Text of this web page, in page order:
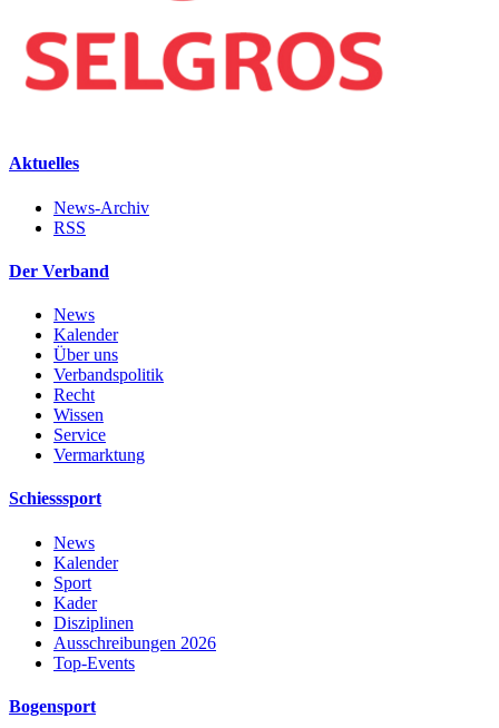
Aktuelles
News-Archiv
RSS
Der Verband
News
Kalender
Über uns
Verbandspolitik
Recht
Wissen
Service
Vermarktung
Schiesssport
News
Kalender
Sport
Kader
Disziplinen
Ausschreibungen 2026
Top-Events
Bogensport